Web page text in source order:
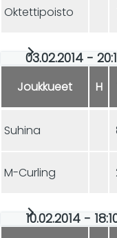
Oktettipoisto
03.02.2014 -
Joukkueet H
Suhina
M-Curling
10.02.2014 -